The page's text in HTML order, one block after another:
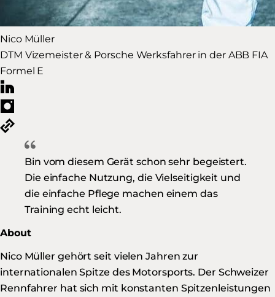
Nico Müller
DTM Vizemeister & Porsche Werksfahrer in der ABB FIA
Formel E
Bin vom diesem Gerät schon sehr begeistert.
Die einfache Nutzung, die Vielseitigkeit und
die einfache Pflege machen einem das
Training echt leicht.
About
Nico Müller gehört seit vielen Jahren zur
internationalen Spitze des Motorsports. Der Schweizer
Rennfahrer hat sich mit konstanten Spitzenleistungen